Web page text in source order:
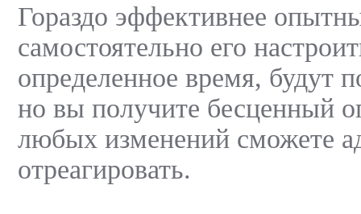
Гораздо эффективнее
самостоятельно его
определенное время, будут
но вы получите бесценный
любых изменений сможете
отреагировать.